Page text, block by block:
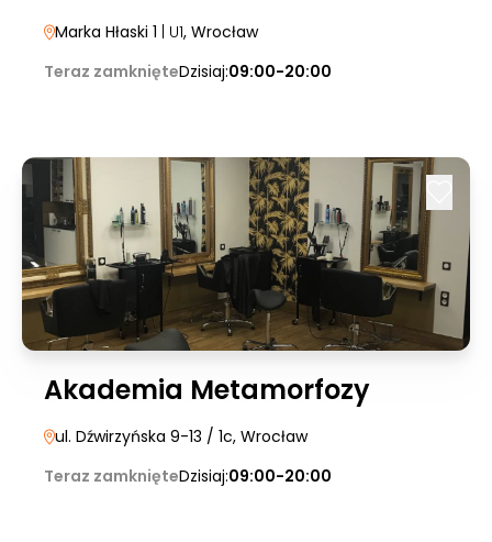
Marka Hłaski 1 | U1, Wrocław
Teraz zamknięteDzisiaj:09:00-20:00
Akademia Metamorfozy
ul. Dźwirzyńska 9-13 / 1c, Wrocław
Teraz zamknięteDzisiaj:09:00-20:00